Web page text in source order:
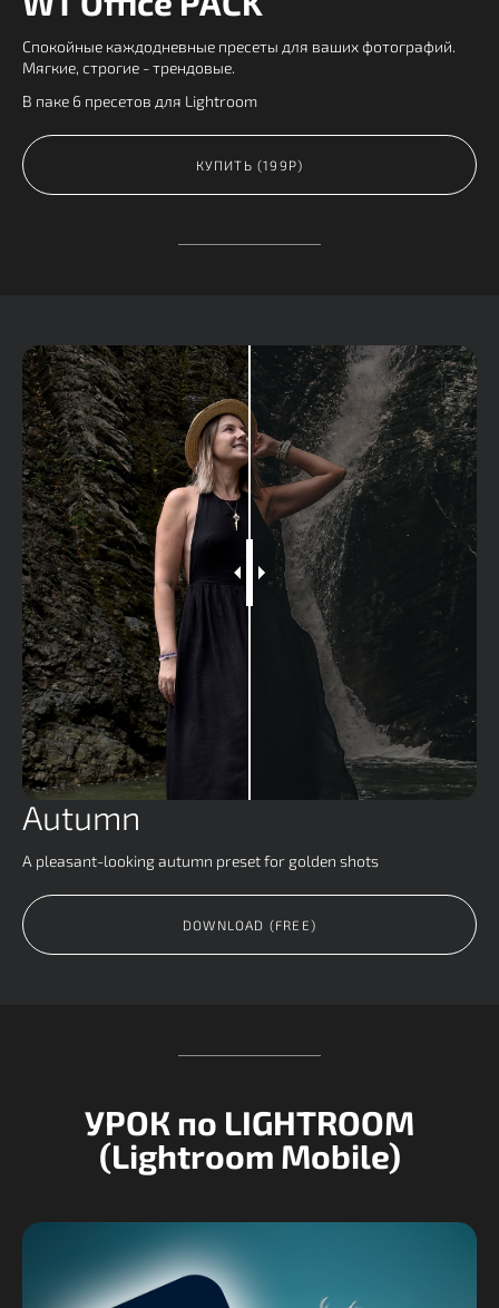
Спокойные каждодневные пресеты для ваших фотографий.
Мягкие, строгие - трендовые.
В паке 6 пресетов для Lightroom
КУПИТЬ (199Р)
Autumn
A pleasant-looking autumn preset for golden shots
DOWNLOAD (FREE)
УРОК по LIGHTROOM
(Lightroom Mobile)